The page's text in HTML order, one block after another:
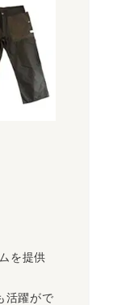
を提供
活躍がで